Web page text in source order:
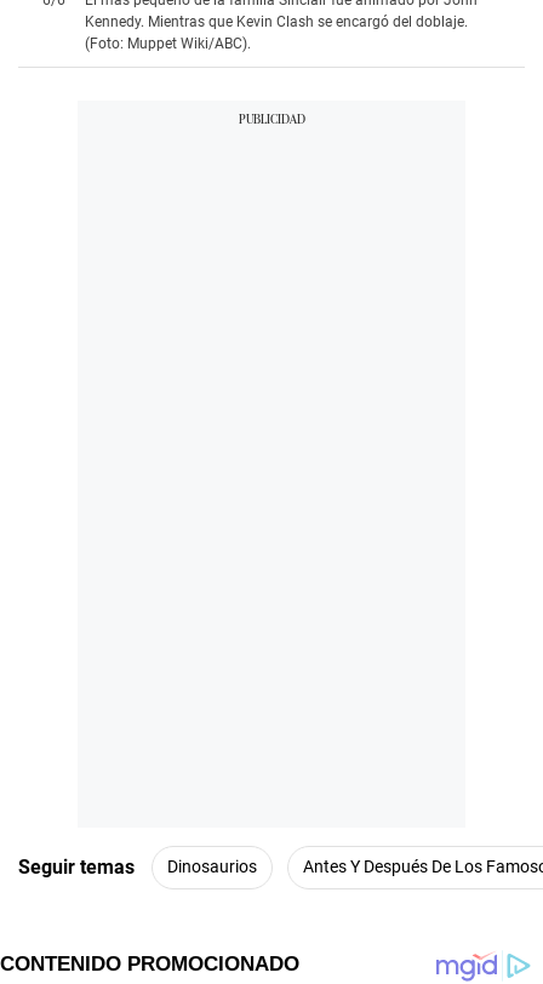
Kennedy. Mientras que Kevin Clash se encargó del doblaje.
(Foto: Muppet Wiki/ABC).
Seguir temas Dinosaurios Antes Y Después De Los